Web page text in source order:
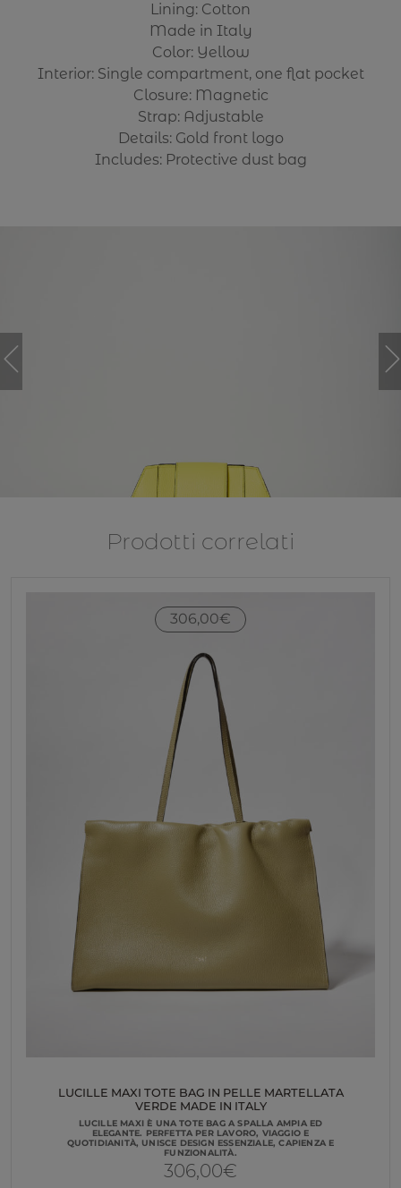
Lining: Cotton
Made in Italy
Color: Yellow
Interior: Single compartment, one flat pocket
Closure: Magnetic
Strap: Adjustable
Details: Gold front logo
Includes: Protective dust bag
Prodotti correlati
LUCILLE MAXI TOTE BAG IN PELLE MARTELLATA
VERDE MADE IN ITALY
LUCILLE MAXI È UNA TOTE BAG A SPALLA AMPIA ED
ELEGANTE. PERFETTA PER LAVORO, VIAGGIO E
QUOTIDIANITÀ, UNISCE DESIGN ESSENZIALE, CAPIENZA E
FUNZIONALITÀ.
306,00€
306,00€